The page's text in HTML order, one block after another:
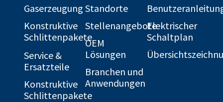
Gaserzeugung
Konstruktive
Schlittenpakete
Service &
Ersatzteile
Konstruktive
Schlittenpakete
Standorte
Stellenangebote
OEM
Lösungen
Branchen und
Anwendungen
Elektrischer
Schaltplan